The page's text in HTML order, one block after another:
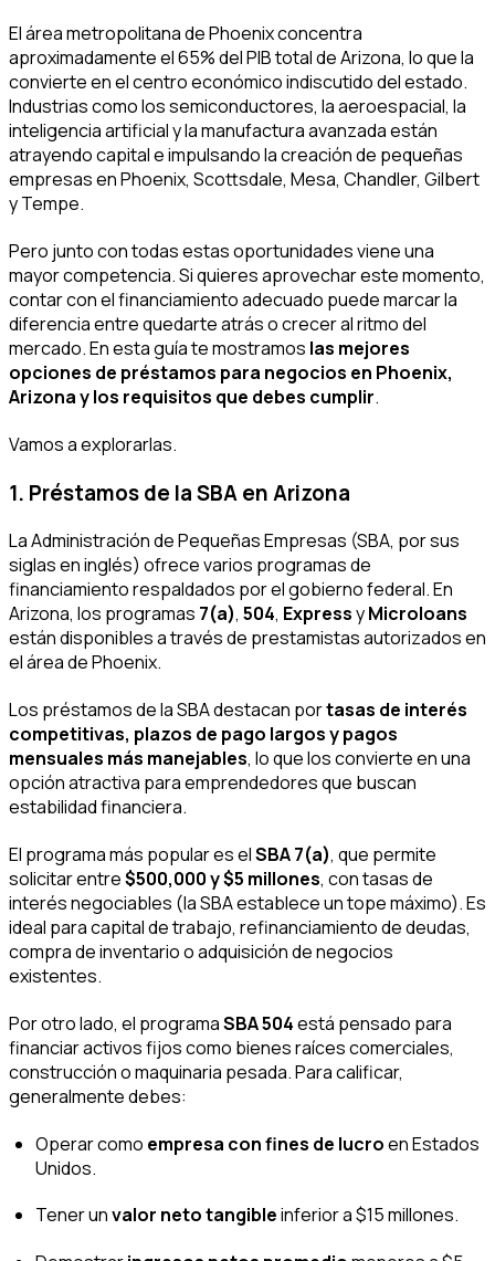
El área metropolitana de Phoenix concentra
aproximadamente el 65% del PIB total de Arizona, lo que la
convierte en el centro económico indiscutido del estado.
Industrias como los semiconductores, la aeroespacial, la
inteligencia artificial y la manufactura avanzada están
atrayendo capital e impulsando la creación de pequeñas
empresas en Phoenix, Scottsdale, Mesa, Chandler, Gilbert
y Tempe.
Pero junto con todas estas oportunidades viene una
mayor competencia. Si quieres aprovechar este momento,
contar con el financiamiento adecuado puede marcar la
diferencia entre quedarte atrás o crecer al ritmo del
mercado. En esta guía te mostramos las mejores
opciones de préstamos para negocios en Phoenix,
Arizona y los requisitos que debes cumplir.
Vamos a explorarlas.
1. Préstamos de la SBA en Arizona
La Administración de Pequeñas Empresas (SBA, por sus
siglas en inglés) ofrece varios programas de
financiamiento respaldados por el gobierno federal. En
Arizona, los programas 7(a), 504, ExpressyMicroloans
están disponibles a través de prestamistas autorizados en
el área de Phoenix.
Los préstamos de la SBA destacan portasas de interés
competitivas, plazos de pago largos y pagos
mensuales más manejables, lo que los convierte en una
opción atractiva para emprendedores que buscan
estabilidad financiera.
El programa más popular es elSBA 7(a), que permite
solicitar entre$500,000 y $5 millones, con tasas de
interés negociables (la SBA establece un tope máximo). Es
ideal para capital de trabajo, refinanciamiento de deudas,
compra de inventario o adquisición de negocios
existentes.
Por otro lado, el programaSBA 504está pensado para
financiar activos fijos como bienes raíces comerciales,
construcción o maquinaria pesada. Para calificar,
generalmente debes:
Operar como empresa con fines de lucroen Estados
Unidos.
Tener unvalor neto tangibleinferior a $15 millones.